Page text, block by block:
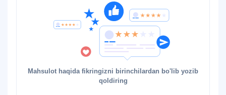
Mahsulot haqida fikringizni birinchilardan bo'lib yozib
qoldiring